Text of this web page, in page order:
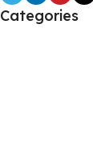
Categories